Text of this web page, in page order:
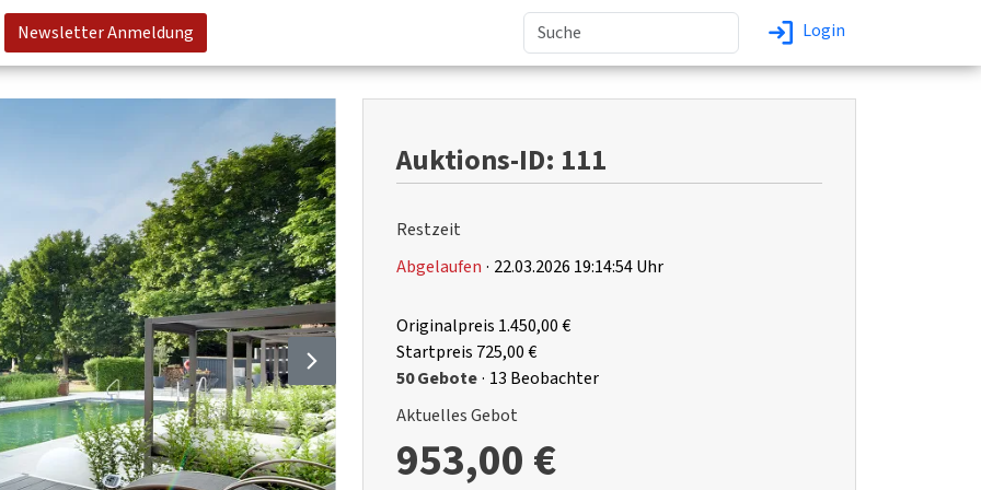
Newsletter Anmeldung Login
Auktions-ID: 111
Restzeit
Abgelaufen · 22.03.2026 19:14:54 Uhr
Originalpreis 1.450,00 €
Startpreis 725,00 €
50 Gebote· 13 Beobachter
Aktuelles Gebot
953,00 €